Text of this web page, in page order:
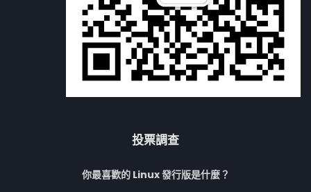
投票調查
你最喜歡的 Linux 發行版是什麼？